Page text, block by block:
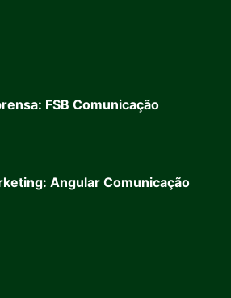
FSB Comunicação
Angular Comunicação